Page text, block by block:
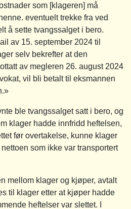
som [klageren] må
eventuelt trekke fra ved
å sette tvangssalget i bero.
av 15. september 2024 til
selv bekrefter at den
av megleren 26. august 2024
vil bli betalt til eksmannen
ble tvangssalget satt i bero, og
klager hadde innfridd heftelsen,
før overtakelse, kunne klager
som ikke var transportert
mellom klager og kjøper, avtalt
til klager etter at kjøper hadde
heftelser var slettet. I